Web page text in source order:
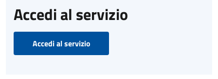
Accedi al servizio
Accedi al servizio